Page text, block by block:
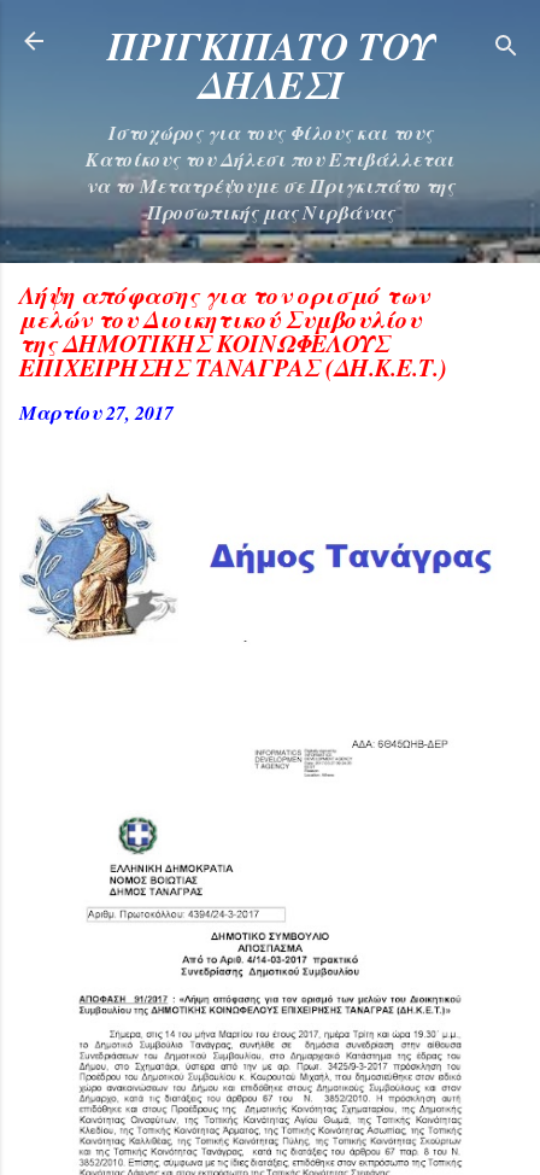
Μετάβαση στο κύριο περιεχόμενο
ΠΡΙΓΚΙΠΑΤΟ ΤΟΥ
ΔΗΛΕΣΙ
Ιστοχώρος για τους Φίλους και τους
Κατοίκους του Δήλεσι που Επιβάλλεται
να το Μετατρέψουμε σε Πριγκιπάτο της
Προσωπικής μας Νιρβάνας
Λήψη απόφασης για τον ορισμό των
μελών του Διοικητικού Συμβουλίου
της ΔΗΜΟΤΙΚΗΣ ΚΟΙΝΩΦΕΛΟΥΣ
ΕΠΙΧΕΙΡΗΣΗΣ ΤΑΝΑΓΡΑΣ (ΔΗ.Κ.Ε.Τ.)
Μαρτίου 27, 2017